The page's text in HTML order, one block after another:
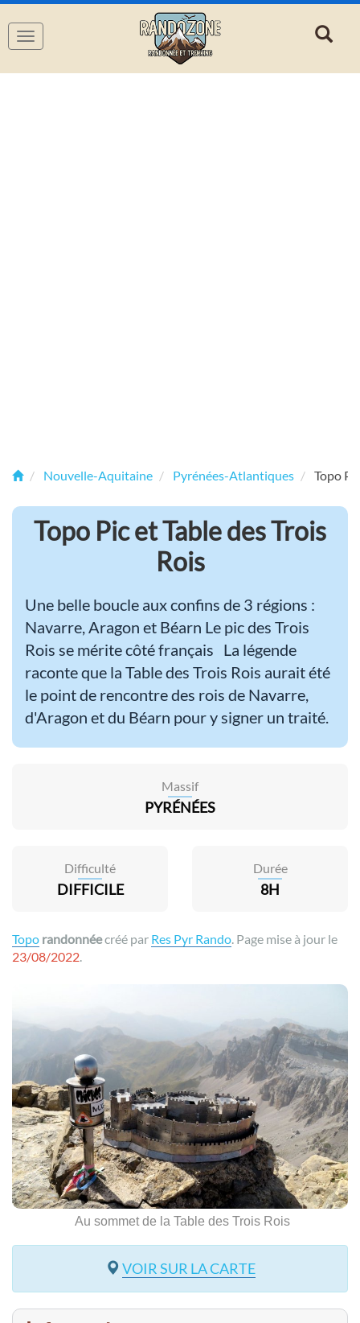
Navigation
Nouvelle-Aquitaine Pyrénées-Atlantiques Topo
Topo Pic et Table des Trois
Rois
Une belle boucle aux confins de 3 régions :
Navarre, Aragon et Béarn Le pic des Trois
Rois se mérite côté français La légende
raconte que la Table des Trois Rois aurait été
le point de rencontre des rois de Navarre,
d'Aragon et du Béarn pour y signer un traité.
Massif
PYRÉNÉES
Difficulté
DIFFICILE
Durée
8H
Topo randonnéecréé par Res Pyr Rando. Page mise à jour le
23/08/2022.
Au sommet de la Table des Trois Rois
VOIR SUR LA CARTE